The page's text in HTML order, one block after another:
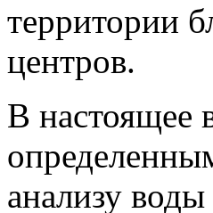
территории
центров.
В настоящее
анализу